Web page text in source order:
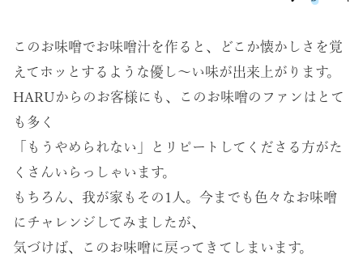
このお味噌でお味噌汁を作ると、どこか懐かしさを覚
えてホッとするような優し～い味が出来上がります。
HARUからのお客様にも、このお味噌のファンはとて
も多く
「もうやめられない」とリピートしてくださる方がた
くさんいらっしゃいます。
もちろん、我が家もその1人。今までも色々なお味噌
にチャレンジしてみましたが、
気づけば、このお味噌に戻ってきてしまいます。